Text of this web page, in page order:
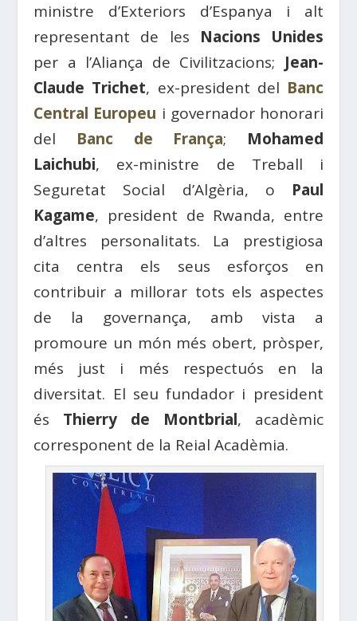
ministre d’Exteriors d’Espanya i alt
representant de les Nacions Unides
per a l’Aliança de Civilitzacions; Jean-
Claude Trichet, ex-president del Banc
Central Europeu i governador honorari
del Banc de França; Mohamed
Laichubi, ex-ministre de Treball i
Seguretat Social d’Algèria, o Paul
Kagame, president de Rwanda, entre
d’altres personalitats. La prestigiosa
cita centra els seus esforços en
contribuir a millorar tots els aspectes
de la governança, amb vista a
promoure un món més obert, pròsper,
més just i més respectuós en la
diversitat. El seu fundador i president
és Thierry de Montbrial, acadèmic
corresponent de la Reial Acadèmia.